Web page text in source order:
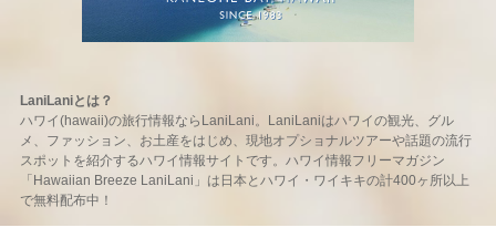
LaniLaniとは？
ハワイ(hawaii)の旅行情報ならLaniLani。LaniLaniはハワイの観光、グル
メ、ファッション、お土産をはじめ、現地オプショナルツアーや話題の流行
スポットを紹介するハワイ情報サイトです。ハワイ情報フリーマガジン
「Hawaiian Breeze LaniLani」は日本とハワイ・ワイキキの計400ヶ所以上
で無料配布中！